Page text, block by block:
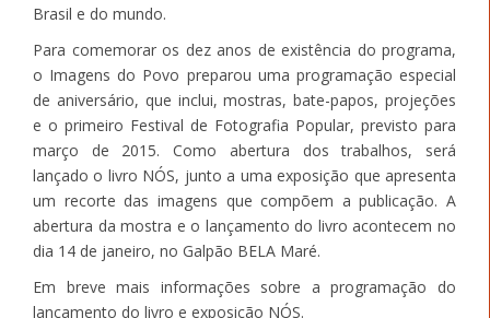
Brasil e do mundo.
Para comemorar os dez anos de existência do programa,
o Imagens do Povo preparou uma programação especial
de aniversário, que inclui, mostras, bate-papos, projeções
e o primeiro Festival de Fotografia Popular, previsto para
março de 2015. Como abertura dos trabalhos, será
lançado o livro NÓS, junto a uma exposição que apresenta
um recorte das imagens que compõem a publicação. A
abertura da mostra e o lançamento do livro acontecem no
dia 14 de janeiro, no Galpão BELA Maré.
Em breve mais informações sobre a programação do
lançamento do livro e exposição NÓS.